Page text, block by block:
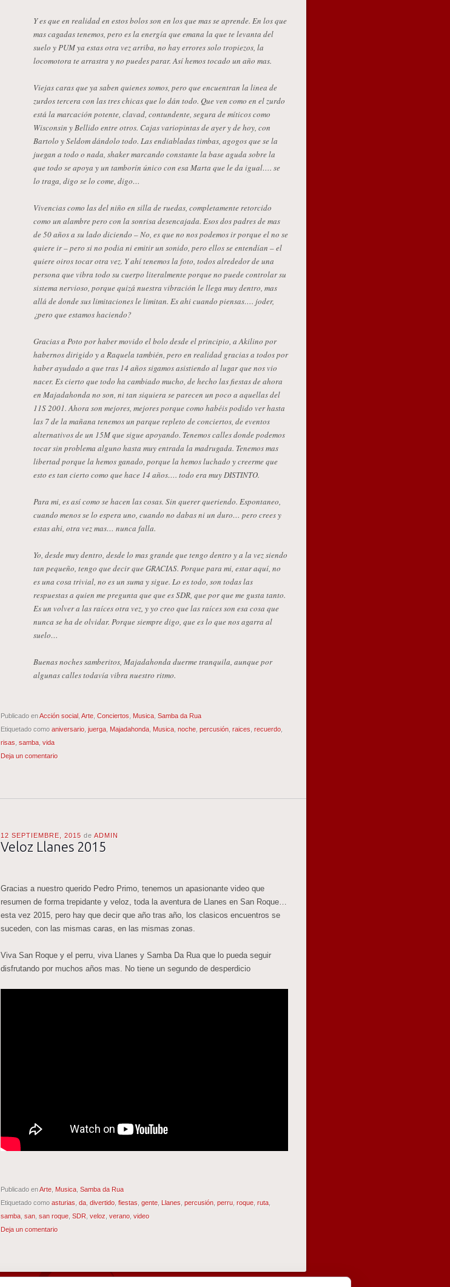
Y es que en realidad en estos bolos son en los que mas se aprende. En los que
mas cagadas tenemos, pero es la energía que emana la que te levanta del
suelo y PUM ya estas otra vez arriba, no hay errores solo tropiezos, la
locomotora te arrastra y no puedes parar. Así hemos tocado un año mas.
Viejas caras que ya saben quienes somos, pero que encuentran la linea de
zurdos tercera con las tres chicas que lo dán todo. Que ven como en el zurdo
está la marcación potente, clavad, contundente, segura de míticos como
Wisconsin y Bellido entre otros. Cajas variopintas de ayer y de hoy, con
Bartolo y Seldom dándolo todo. Las endiabladas timbas, agogos que se la
juegan a todo o nada, shaker marcando constante la base aguda sobre la
que todo se apoya y un tamborín único con esa Marta que le da igual…. se
lo traga, digo se lo come, digo…
Vivencias como las del niño en silla de ruedas, completamente retorcido
como un alambre pero con la sonrisa desencajada. Esos dos padres de mas
de 50 años a su lado diciendo – No, es que no nos podemos ir porque el no se
quiere ir – pero si no podia ni emitir un sonido, pero ellos se entendían – el
quiere oiros tocar otra vez. Y ahí tenemos la foto, todos alrededor de una
persona que vibra todo su cuerpo literalmente porque no puede controlar su
sistema nervioso, porque quizá nuestra vibración le llega muy dentro, mas
allá de donde sus limitaciones le limitan. Es ahi cuando piensas…. joder,
¿pero que estamos haciendo?
Gracias a Poto por haber movido el bolo desde el principio, a Akilino por
habernos dirigido y a Raquela también, pero en realidad gracias a todos por
haber ayudado a que tras 14 años sigamos asistiendo al lugar que nos vio
nacer. Es cierto que todo ha cambiado mucho, de hecho las fiestas de ahora
en Majadahonda no son, ni tan siquiera se parecen un poco a aquellas del
11S 2001. Ahora son mejores, mejores porque como habéis podido ver hasta
las 7 de la mañana tenemos un parque repleto de conciertos, de eventos
alternativos de un 15M que sigue apoyando. Tenemos calles donde podemos
tocar sin problema alguno hasta muy entrada la madrugada. Tenemos mas
libertad porque la hemos ganado, porque la hemos luchado y creerme que
esto es tan cierto como que hace 14 años…. todo era muy DISTINTO.
Para mi, es así como se hacen las cosas. Sin querer queriendo. Espontaneo,
cuando menos se lo espera uno, cuando no dabas ni un duro… pero crees y
estas ahi, otra vez mas… nunca falla.
Yo, desde muy dentro, desde lo mas grande que tengo dentro y a la vez siendo
tan pequeño, tengo que decir que GRACIAS. Porque para mi, estar aquí, no
es una cosa trivial, no es un suma y sigue. Lo es todo, son todas las
respuestas a quien me pregunta que que es SDR, que por que me gusta tanto.
Es un volver a las raíces otra vez, y yo creo que las raíces son esa cosa que
nunca se ha de olvidar. Porque siempre digo, que es lo que nos agarra al
suelo…
Buenas noches samberitos, Majadahonda duerme tranquila, aunque por
algunas calles todavía vibra nuestro ritmo.
Publicado enAcción social Arte Conciertos Musica Samba da Rua
Etiquetado como aniversario juerga Majadahonda Musica noche percusión raices recuerdo
risas samba vida
Deja un comentario
12 SEPTIEMBRE, 2015 de ADMIN
Veloz Llanes 2015
Gracias a nuestro querido Pedro Primo, tenemos un apasionante video que
resumen de forma trepidante y veloz, toda la aventura de Llanes en San Roque…
esta vez 2015, pero hay que decir que año tras año, los clasicos encuentros se
suceden, con las mismas caras, en las mismas zonas.
Viva San Roque y el perru, viva Llanes y Samba Da Rua que lo pueda seguir
disfrutando por muchos años mas. No tiene un segundo de desperdicio
Publicado enArte Musica Samba da Rua
Etiquetado como asturias da divertido fiestas gente Llanes percusión perru roque ruta
samba san san roque SDR veloz verano video
Deja un comentario
NAVEGADOR